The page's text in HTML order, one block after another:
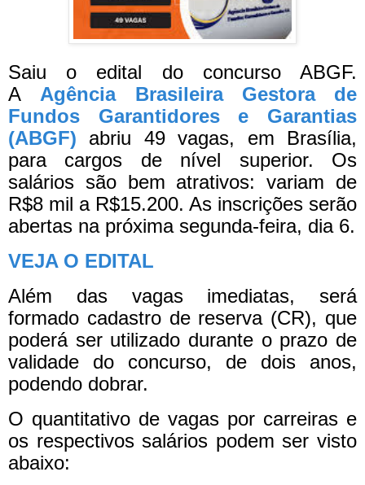
Saiu o edital do concurso ABGF.
A Agência Brasileira Gestora de
Fundos Garantidores e Garantias
(ABGF) abriu 49 vagas, em Brasília,
para cargos de nível superior. Os
salários são bem atrativos: variam de
R$8 mil a R$15.200. As inscrições serão
abertas na próxima segunda-feira, dia 6.
VEJA O EDITAL
Além das vagas imediatas, será
formado cadastro de reserva (CR), que
poderá ser utilizado durante o prazo de
validade do concurso, de dois anos,
podendo dobrar.
O quantitativo de vagas por carreiras e
os respectivos salários podem ser visto
abaixo: